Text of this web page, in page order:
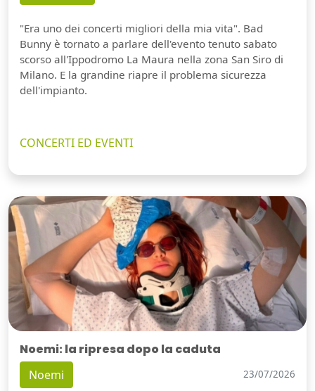
"Era uno dei concerti migliori della mia vita". Bad
Bunny è tornato a parlare dell'evento tenuto sabato
scorso all'Ippodromo La Maura nella zona San Siro di
Milano. E la grandine riapre il problema sicurezza
dell'impianto.
CONCERTI ED EVENTI
Noemi: la ripresa dopo la caduta
Noemi 23/07/2026